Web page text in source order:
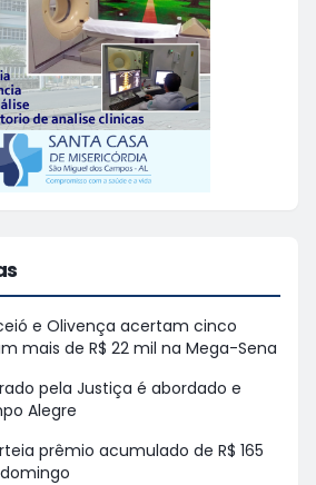
e Olivença acertam cinco
mais de R$ 22 mil na Mega-Sena
pela Justiça é abordado e
Alegre
prêmio acumulado de R$ 165